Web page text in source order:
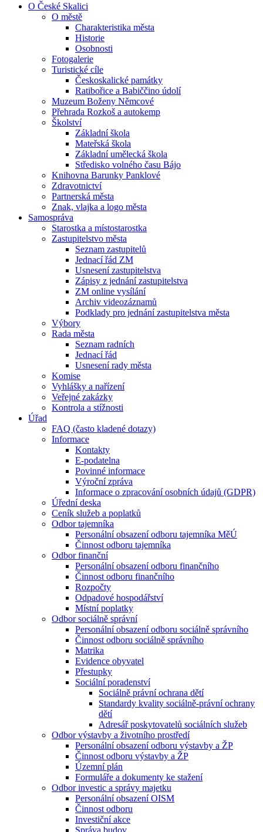
O České Skalici
O městě
Charakteristika města
Historie
Osobnosti
Fotogalerie
Turistické cíle
Českoskalické památky
Ratibořice a Babiččino údolí
Muzeum Boženy Němcové
Přehrada Rozkoš a autokemp
Školství
Základní škola
Mateřská škola
Základní umělecká škola
Středisko volného času Bájo
Knihovna Barunky Panklové
Zdravotnictví
Partnerská města
Znak, vlajka a logo města
Samospráva
Starostka a místostarostka
Zastupitelstvo města
Seznam zastupitelů
Jednací řád ZM
Usnesení zastupitelstva
Zápisy z jednání zastupitelstva
ZM online vysílání
Archiv videozáznamů
Podklady pro jednání zastupitelstva města
Výbory
Rada města
Seznam radních
Jednací řád
Usnesení rady města
Komise
Vyhlášky a nařízení
Veřejné zakázky
Kontrola a stížnosti
Úřad
FAQ (často kladené dotazy)
Informace
Kontakty
E-podatelna
Povinné informace
Výroční zpráva
Informace o zpracování osobních údajů (GDPR)
Úřední deska
Ceník služeb a poplatků
Odbor tajemníka
Personální obsazení odboru tajemníka MěÚ
Činnost odboru tajemníka
Odbor finanční
Personální obsazení odboru finančního
Činnost odboru finančního
Rozpočty
Odpadové hospodářství
Místní poplatky
Odbor sociálně správní
Personální obsazení odboru sociálně správního
Činnost odboru sociálně správního
Matrika
Evidence obyvatel
Přestupky
Sociální poradenství
Sociálně právní ochrana dětí
Standardy kvality sociálně-právní ochrany
dětí
Adresář poskytovatelů sociálních služeb
Odbor výstavby a životního prostředí
Personální obsazení odboru výstavby a ŽP
Činnost odboru výstavby a ŽP
Územní plán
Formuláře a dokumenty ke stažení
Odbor investic a správy majetku
Personální obsazení OISM
Činnost odboru
Investiční akce
Správa budov